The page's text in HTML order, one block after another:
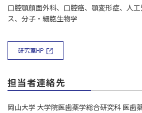
口腔顎顔面外科、口腔癌、顎変形症、人
ス、分子・細胞生物学
研究室HP
担当者連絡先
岡山大学 大学院医歯薬学総合研究科 医歯